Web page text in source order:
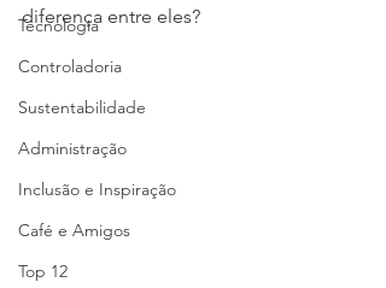
Tecnologia
Controladoria
Sustentabilidade
Administração
Inclusão e Inspiração
Café e Amigos
Top 12
diferença entre eles?